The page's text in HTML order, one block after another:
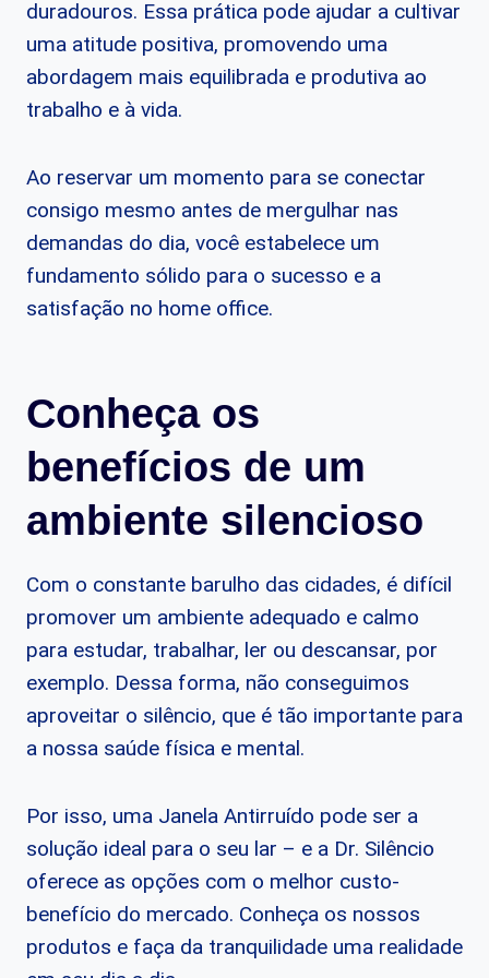
duradouros. Essa prática pode ajudar a cultivar
uma atitude positiva, promovendo uma
abordagem mais equilibrada e produtiva ao
trabalho e à vida.
Ao reservar um momento para se conectar
consigo mesmo antes de mergulhar nas
demandas do dia, você estabelece um
fundamento sólido para o sucesso e a
satisfação no home office.
Conheça os
benefícios de um
ambiente silencioso
Com o constante barulho das cidades, é difícil
promover um ambiente adequado e calmo
para estudar, trabalhar, ler ou descansar, por
exemplo. Dessa forma, não conseguimos
aproveitar o silêncio, que é tão importante para
a nossa saúde física e mental.
Por isso, uma Janela Antirruído pode ser a
solução ideal para o seu lar – e a Dr. Silêncio
oferece as opções com o melhor custo-
benefício do mercado. Conheça os nossos
produtos e faça da tranquilidade uma realidade